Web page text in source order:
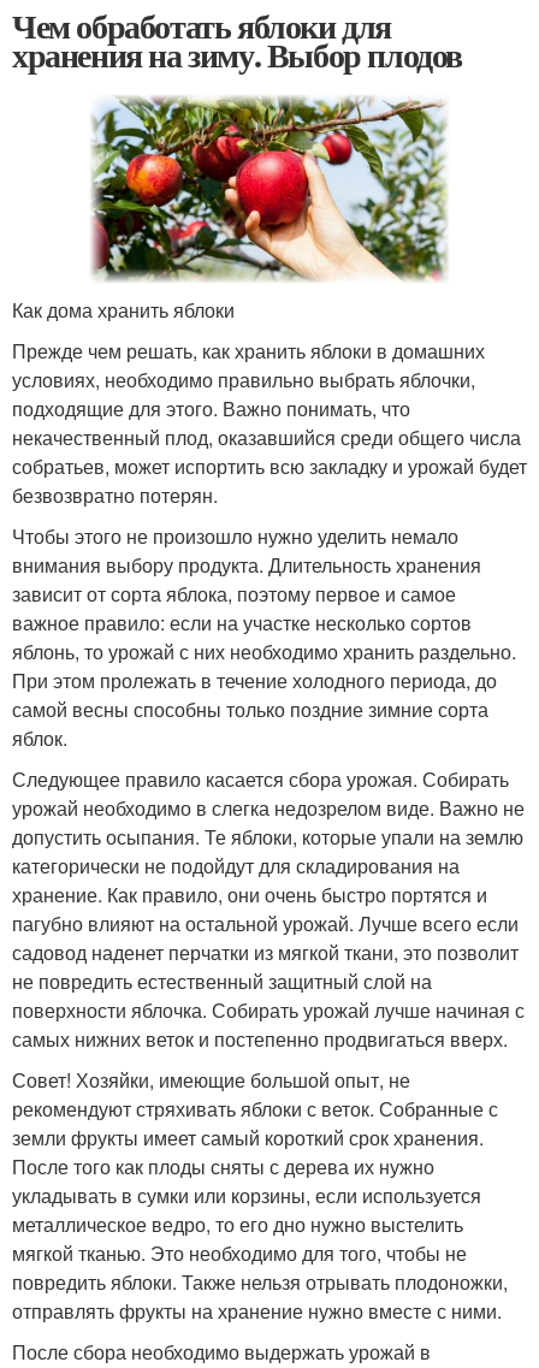
Чем обработать яблоки для
хранения на зиму. Выбор плодов
Как дома хранить яблоки
Прежде чем решать, как хранить яблоки в домашних
условиях, необходимо правильно выбрать яблочки,
подходящие для этого. Важно понимать, что
некачественный плод, оказавшийся среди общего числа
собратьев, может испортить всю закладку и урожай будет
безвозвратно потерян.
Чтобы этого не произошло нужно уделить немало
внимания выбору продукта. Длительность хранения
зависит от сорта яблока, поэтому первое и самое
важное правило: если на участке несколько сортов
яблонь, то урожай с них необходимо хранить раздельно.
При этом пролежать в течение холодного периода, до
самой весны способны только поздние зимние сорта
яблок.
Следующее правило касается сбора урожая. Собирать
урожай необходимо в слегка недозрелом виде. Важно не
допустить осыпания. Те яблоки, которые упали на землю
категорически не подойдут для складирования на
хранение. Как правило, они очень быстро портятся и
пагубно влияют на остальной урожай. Лучше всего если
садовод наденет перчатки из мягкой ткани, это позволит
не повредить естественный защитный слой на
поверхности яблочка. Собирать урожай лучше начиная с
самых нижних веток и постепенно продвигаться вверх.
Совет! Хозяйки, имеющие большой опыт, не
рекомендуют стряхивать яблоки с веток. Собранные с
земли фрукты имеет самый короткий срок хранения.
После того как плоды сняты с дерева их нужно
укладывать в сумки или корзины, если используется
металлическое ведро, то его дно нужно выстелить
мягкой тканью. Это необходимо для того, чтобы не
повредить яблоки. Также нельзя отрывать плодоножки,
отправлять фрукты на хранение нужно вместе с ними.
После сбора необходимо выдержать урожай в